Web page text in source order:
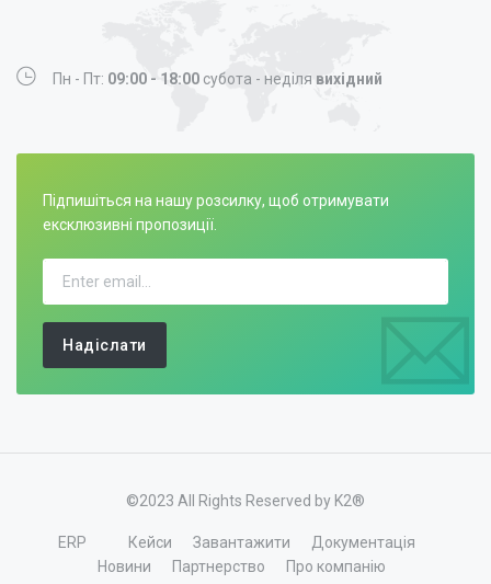
Пн - Пт: 09:00 - 18:00 субота - неділя вихідний
Підпишіться на нашу розсилку, щоб отримувати
ексклюзивні пропозиції.
Надіслати
©2023 All Rights Reserved by K2®
ERP Кейси Завантажити
Документація
Новини
Партнерство Про компанію